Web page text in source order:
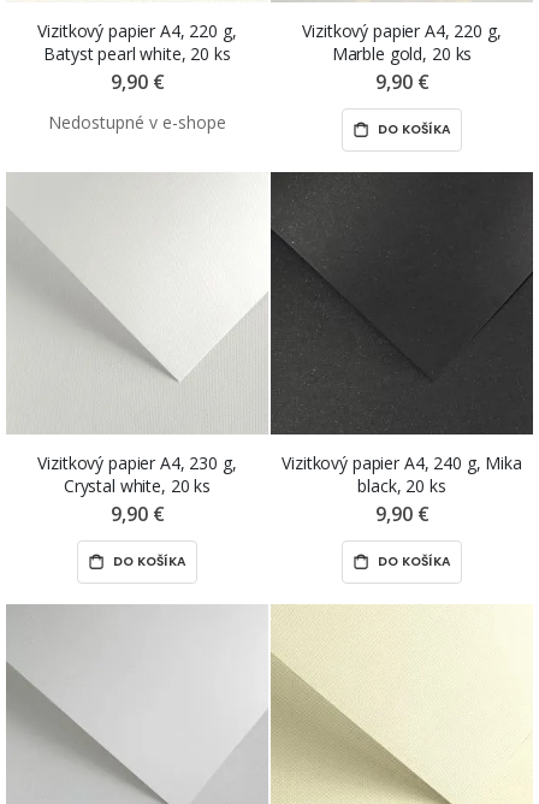
Vizitkový papier A4, 220 g,
Batyst pearl white, 20 ks
9,90 €
Vizitkový papier A4, 220 g,
Marble gold, 20 ks
9,90 €
DO KOŠÍKA
Vizitkový papier A4, 230 g,
Crystal white, 20 ks
9,90 €
DO KOŠÍKA
Vizitkový papier A4, 240 g, Mika
black, 20 ks
9,90 €
DO KOŠÍKA